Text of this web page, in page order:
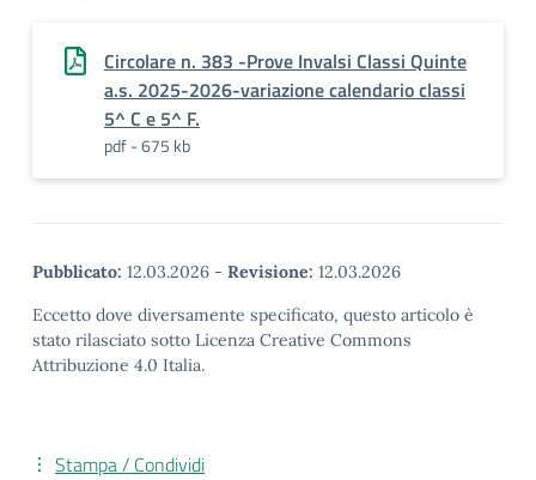
Circolare n. 383 -Prove Invalsi Classi Quinte
a.s. 2025-2026-variazione calendario classi
5^ C e 5^ F.
pdf - 675 kb
Pubblicato: 12.03.2026 - Revisione: 12.03.2026
Eccetto dove diversamente specificato, questo articolo è
stato rilasciato sotto Licenza Creative Commons
Attribuzione 4.0 Italia.
Stampa / Condividi